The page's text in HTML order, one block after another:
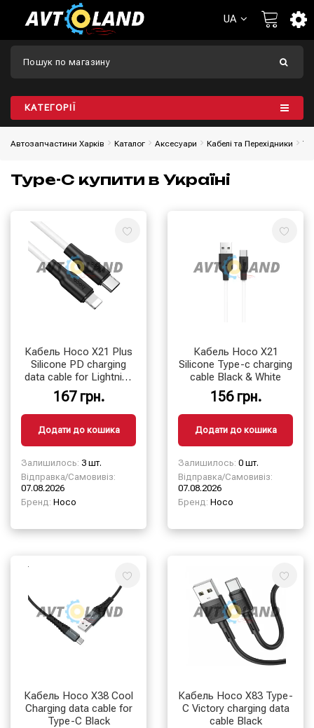
UA
КАТЕГОРІЇ
Автозапчастини Харків Каталог Аксесуари Кабелі та Перехідники
Type-C купити в Україні
Кабель Hoco X21 Plus
Silicone PD charging
data cable for Lightning
1m Black & White
167 грн.
Додати до кошика
Залишилось: 3 шт.
Відправка/Самовивіз:
07.08.2026
Бренд: Hoco
Кабель Hoco X21
Silicone Type-c charging
cable Black & White
156 грн.
Додати до кошика
Залишилось: 0 шт.
Відправка/Самовивіз:
07.08.2026
Бренд: Hoco
Кабель Hoco X38 Cool
Charging data cable for
Type-C Black
Кабель Hoco X83 Type-
C Victory charging data
cable Black